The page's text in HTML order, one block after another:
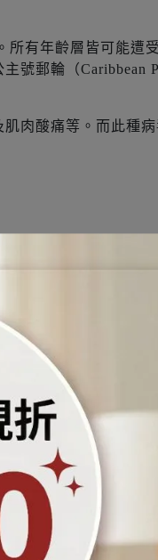
所有年齡層皆可能遭
號郵輪（Caribbean
肉酸痛等。而此種
糞便內仍有病毒。
項
建議可透過少量多餐
也必須注意營養的
衛生，經常且正確